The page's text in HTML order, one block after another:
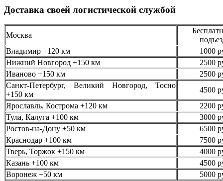
Доставка своей логистической службой
Москва
Владимир +120 км
1000
Нижний Новгород +150 км
2500
Иваново +150 км
2500
Санкт-Петербург, Великий Новгород, Тосно
+150 км
4500
Ярославль, Кострома +120 км
2200
Тула, Калуга +100 км
3000
Ростов-на-Дону +50 км
6500
Краснодар +100 км
7500
Тверь, Торжок +150 км
4000
Казань +100 км
4500
Воронеж +50 км
5000